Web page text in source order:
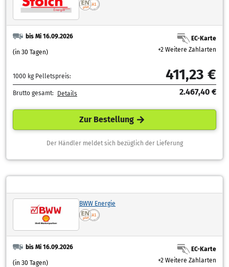
bis Mi 16.09.2026
(in 30 Tagen)
EC-Karte
+2 Weitere Zahlarten
1000 kg Pelletspreis: 411,23 €
Brutto gesamt: Details 2.467,40 €
Zur Bestellung
Der Händler meldet sich bezüglich der Lieferung
BWW Energie
bis Mi 16.09.2026
(in 30 Tagen)
EC-Karte
+2 Weitere Zahlarten